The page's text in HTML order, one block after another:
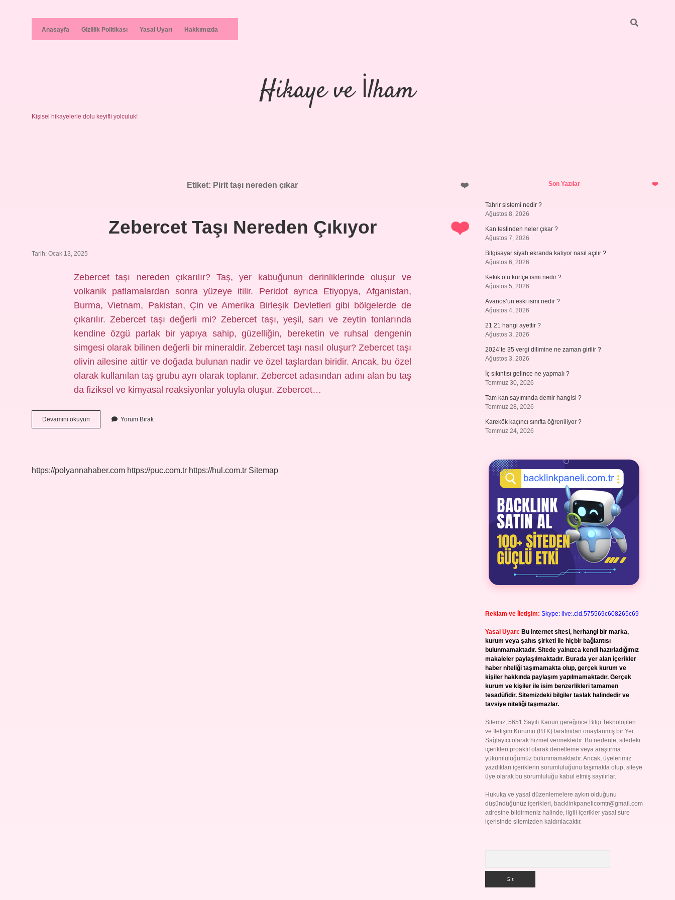
Anasayfa Gizlilik Politikası Yasal Uyarı Hakkımızda
Hikaye ve İlham
Kişisel hikayelerle dolu keyifli yolculuk!
Etiket: Pirit taşı nereden çıkar
Zebercet Taşı Nereden Çıkıyor
Tarih: Ocak 13, 2025
Zebercet taşı nereden çıkarılır? Taş, yer kabuğunun derinliklerinde oluşur ve
volkanik patlamalardan sonra yüzeye itilir. Peridot ayrıca Etiyopya, Afganistan,
Burma, Vietnam, Pakistan, Çin ve Amerika Birleşik Devletleri gibi bölgelerde de
çıkarılır. Zebercet taşı değerli mi? Zebercet taşı, yeşil, sarı ve zeytin tonlarında
kendine özgü parlak bir yapıya sahip, güzelliğin, bereketin ve ruhsal dengenin
simgesi olarak bilinen değerli bir mineraldir. Zebercet taşı nasıl oluşur? Zebercet taşı
olivin ailesine aittir ve doğada bulunan nadir ve özel taşlardan biridir. Ancak, bu özel
olarak kullanılan taş grubu ayrı olarak toplanır. Zebercet adasından adını alan bu taş
da fiziksel ve kimyasal reaksiyonlar yoluyla oluşur. Zebercet…
Devamını okuyun Zebercet
Taşı
Yorum Bırak
https://polyannahaber.com https://puc.com.tr https://hul.com.tr Sitemap
SidebarSon Yazılar
Tahrir sistemi nedir ?
Ağustos 8, 2026
Kan testinden neler çıkar ?
Ağustos 7, 2026
Bilgisayar siyah ekranda kalıyor nasıl açılır ?
Ağustos 6, 2026
Kekik otu kürtçe ismi nedir ?
Ağustos 5, 2026
Avanos’un eski ismi nedir ?
Ağustos 4, 2026
21 21 hangi ayettir ?
Ağustos 3, 2026
2024’te 35 vergi dilimine ne zaman girilir ?
Ağustos 3, 2026
İç sıkıntısı gelince ne yapmalı ?
Temmuz 30, 2026
Tam kan sayımında demir hangisi ?
Temmuz 28, 2026
Karekök kaçıncı sınıfta öğreniliyor ?
Temmuz 24, 2026
Reklam ve İletişim: Skype: live:.cid.575569c608265c69
Yasal Uyarı: Bu internet sitesi, herhangi bir marka,
kurum veya şahıs şirketi ile hiçbir bağlantısı
bulunmamaktadır. Sitede yalnızca kendi hazırladığımız
makaleler paylaşılmaktadır. Burada yer alan içerikler
haber niteliği taşımamakta olup, gerçek kurum ve
kişiler hakkında paylaşım yapılmamaktadır. Gerçek
kurum ve kişiler ile isim benzerlikleri tamamen
tesadüfidir. Sitemizdeki bilgiler taslak halindedir ve
tavsiye niteliği taşımazlar.
Sitemiz, 5651 Sayılı Kanun gereğince Bilgi Teknolojileri
ve İletişim Kurumu (BTK) tarafından onaylanmış bir Yer
Sağlayıcı olarak hizmet vermektedir. Bu nedenle, sitedeki
içerikleri proaktif olarak denetleme veya araştırma
yükümlülüğümüz bulunmamaktadır. Ancak, üyelerimiz
yazdıkları içeriklerin sorumluluğunu taşımakta olup, siteye
üye olarak bu sorumluluğu kabul etmiş sayılırlar.
Hukuka ve yasal düzenlemelere aykırı olduğunu
düşündüğünüz içerikleri, backlinkpanelicomtr@gmail.com
adresine bildirmeniz halinde, ilgili içerikler yasal süre
içerisinde sitemizden kaldırılacaktır.